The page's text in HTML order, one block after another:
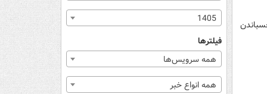
1405
فیلترها
همه سرویس‌ها
همه انواع خبر